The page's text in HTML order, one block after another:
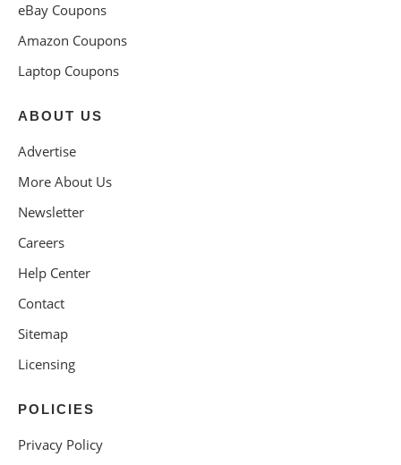
eBay Coupons
Amazon Coupons
Laptop Coupons
ABOUT US
Advertise
More About Us
Newsletter
Careers
Help Center
Contact
Sitemap
Licensing
POLICIES
Privacy Policy